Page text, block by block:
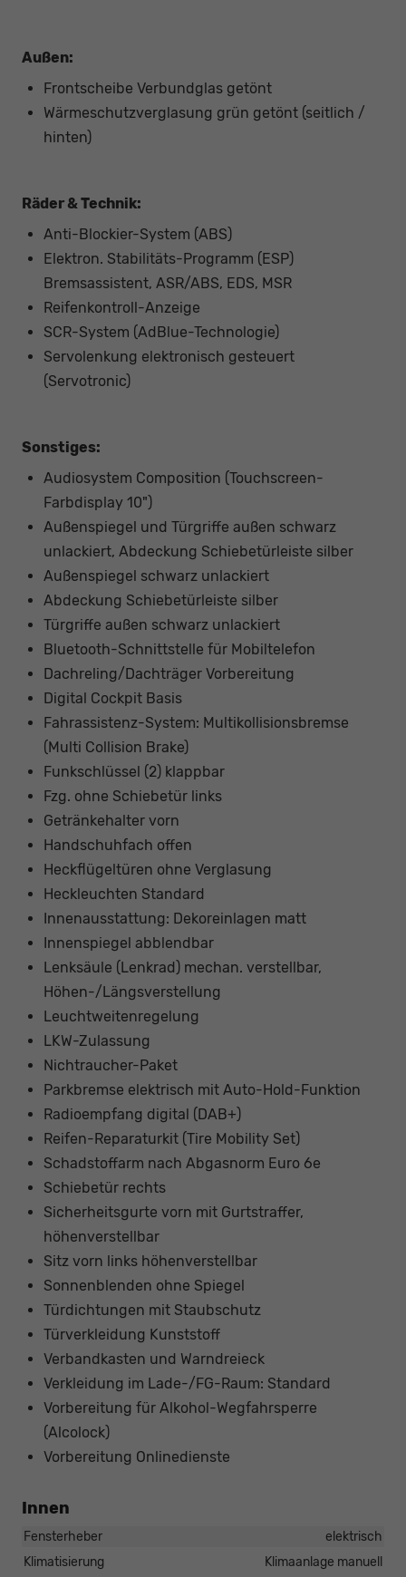
Außen:
Frontscheibe Verbundglas getönt
Wärmeschutzverglasung grün getönt (seitlich /
hinten)
Räder & Technik:
Anti-Blockier-System (ABS)
Elektron. Stabilitäts-Programm (ESP)
Bremsassistent, ASR/ABS, EDS, MSR
Reifenkontroll-Anzeige
SCR-System (AdBlue-Technologie)
Servolenkung elektronisch gesteuert
(Servotronic)
Sonstiges:
Audiosystem Composition (Touchscreen-
Farbdisplay 10")
Außenspiegel und Türgriffe außen schwarz
unlackiert, Abdeckung Schiebetürleiste silber
Außenspiegel schwarz unlackiert
Abdeckung Schiebetürleiste silber
Türgriffe außen schwarz unlackiert
Bluetooth-Schnittstelle für Mobiltelefon
Dachreling/Dachträger Vorbereitung
Digital Cockpit Basis
Fahrassistenz-System: Multikollisionsbremse
(Multi Collision Brake)
Funkschlüssel (2) klappbar
Fzg. ohne Schiebetür links
Getränkehalter vorn
Handschuhfach offen
Heckflügeltüren ohne Verglasung
Heckleuchten Standard
Innenausstattung: Dekoreinlagen matt
Innenspiegel abblendbar
Lenksäule (Lenkrad) mechan. verstellbar,
Höhen-/Längsverstellung
Leuchtweitenregelung
LKW-Zulassung
Nichtraucher-Paket
Parkbremse elektrisch mit Auto-Hold-Funktion
Radioempfang digital (DAB+)
Reifen-Reparaturkit (Tire Mobility Set)
Schadstoffarm nach Abgasnorm Euro 6e
Schiebetür rechts
Sicherheitsgurte vorn mit Gurtstraffer,
höhenverstellbar
Sitz vorn links höhenverstellbar
Sonnenblenden ohne Spiegel
Türdichtungen mit Staubschutz
Türverkleidung Kunststoff
Verbandkasten und Warndreieck
Verkleidung im Lade-/FG-Raum: Standard
Vorbereitung für Alkohol-Wegfahrsperre
(Alcolock)
Vorbereitung Onlinedienste
Innen
Fensterheber
elektrisch
Klimatisierung
Klimaanlage manuell